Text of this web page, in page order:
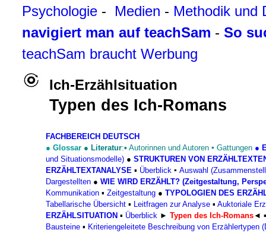
Psychologie - Medien - Methodik und
navigiert man auf teachSam - So
teachSam braucht Werbung
Ich-Erzählsituation
Typen des Ich-Romans
FACHBEREICH DEUTSCH
● Glossar ● Literatur:▪ Autorinnen und Autoren ▪ Gattungen ●
und Situationsmodelle) ● STRUKTUREN VON
ERZÄHLTEXTANALYSE ▪ Überblick ▪ Auswahl
Dargestellten ● WIE WIRD ERZÄHLT? (Zeitgestaltung,
Kommunikation ▪ Zeitgestaltung ● TYPOLOGIEN DES
Tabellarische Übersicht ▪ Leitfragen zur Analyse ▪ Auktoriale
ERZÄHLSITUATION ▪ Überblick ► Typen des Ich-Romans ◄
Bausteine ▪ Kriteriengeleitete Beschreibung von Erzählertypen